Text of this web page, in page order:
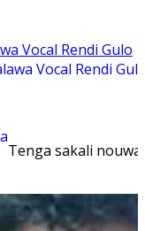
Vocal Rendi Gulo
Tenga sakali